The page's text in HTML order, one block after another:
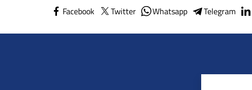
Facebook Twitter Whatsapp Telegram